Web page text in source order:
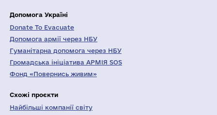
Допомога Україні
Donate To Evacuate
Допомога армії через НБУ
Гуманітарна допомога через НБУ
Громадська ініціатива АРМІЯ SOS
Фонд «Повернись живим»
Схожі проєкти
Найбільші компанії світу